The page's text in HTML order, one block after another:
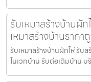
รับเหมาสร้างบ้านผั
เหมาสร้างบ้านราคา
รับเหมาสร้างบ้านผักไห่ รับ
โนเวทบ้าน รับต่อเติมบ้าน